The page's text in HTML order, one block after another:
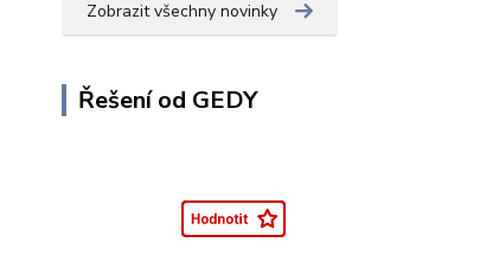
Zobrazit všechny novinky
Řešení od GEDY